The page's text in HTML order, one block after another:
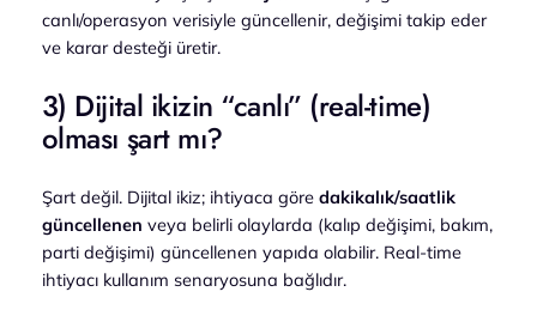
canlı/operasyon verisiyle güncellenir, değişimi takip eder
ve karar desteği üretir.
3) Dijital ikizin “canlı” (real-time)
olması şart mı?
Şart değil. Dijital ikiz; ihtiyaca göre dakikalık/saatlik
güncellenen veya belirli olaylarda (kalıp değişimi, bakım,
parti değişimi) güncellenen yapıda olabilir. Real-time
ihtiyacı kullanım senaryosuna bağlıdır.